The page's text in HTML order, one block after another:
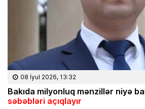
08 İyul 2026, 13:32
Bakıda milyonluq mənzillər niyə
səbəbləri açıqlayır